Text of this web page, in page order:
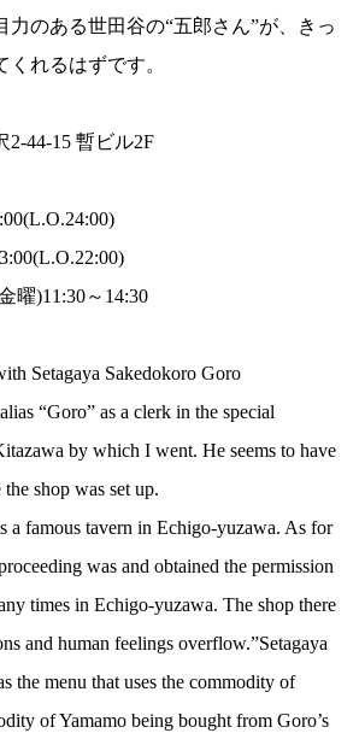
力のある世田谷の“五郎さん”が、きっ
れるはずです。
44-15 暫ビル2F
曜)11:30～14:30
Setagaya Sakedokoro Goro
“Goro” as a clerk in the special
by which I went. He seems to have
the shop was set up.
a famous tavern in Echigo-yuzawa. As for
was and obtained the permission
times in Echigo-yuzawa. The shop there
and human feelings overflow.”Setagaya
the menu that uses the commodity of
of Yamamo being bought from Goro’s